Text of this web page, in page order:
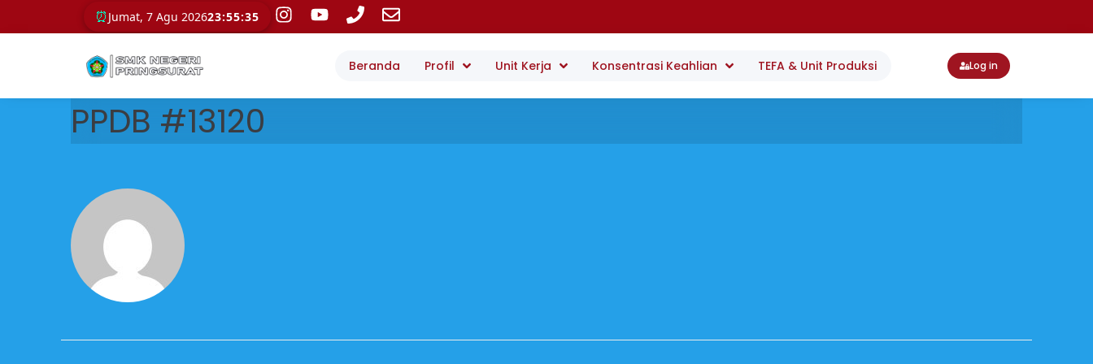
⏰ Jumat, 7 Agu 202623:55:35
Beranda Profil Unit Kerja Konsentrasi Keahlian TEFA & Unit Produksi Log in
PPDB #13120